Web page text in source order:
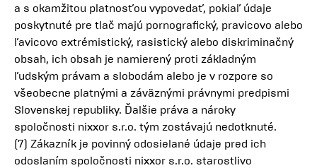
a s okamžitou platnosťou vypovedať, pokiaľ údaje
poskytnuté pre tlač majú pornografický, pravicovo alebo
ľavicovo extrémistický, rasistický alebo diskriminačný
obsah, ich obsah je namierený proti základným
ľudským právam a slobodám alebo je v rozpore so
všeobecne platnými a záväznými právnymi predpismi
Slovenskej republiky. Ďalšie práva a nároky
spoločnosti nixxor s.r.o. tým zostávajú nedotknuté.
(7) Zákazník je povinný odosielané údaje pred ich
odoslaním spoločnosti nixxor s.r.o. starostlivo